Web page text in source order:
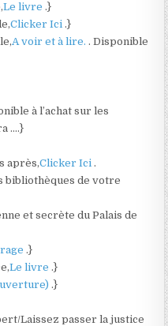
Le livre.}
Clicker Ici.}
A voir et à lire.. Disponible
à l’achat sur les
….}
après,Clicker Ici.
bibliothèques de votre
et secrète du Palais de
.}
Le livre.}
.}
Laissez passer la justice